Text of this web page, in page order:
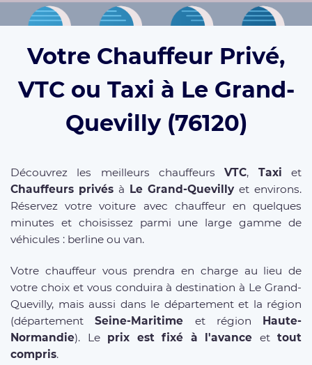
Votre Chauffeur Privé,
VTC ou Taxi à Le Grand-
Quevilly (76120)
Découvrez les meilleurs chauffeursVTC, Taxi et
Chauffeurs privés à Le Grand-Quevillyet environs.
Réservez votre voiture avec chauffeur en quelques
minutes et choisissez parmi une large gamme de
véhicules : berline ou van.
Votre chauffeur vous prendra en charge au lieu de
votre choix et vous conduira à destination à Le Grand-
Quevilly, mais aussi dans le département et la région
(départementSeine-Maritime et région
Haute-
Normandie). Le prix est fixé à l'avance et tout
compris.